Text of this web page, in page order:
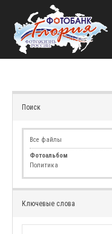
Поиск
Все файлы
Фотоальбом
Политика
Ключевые слова